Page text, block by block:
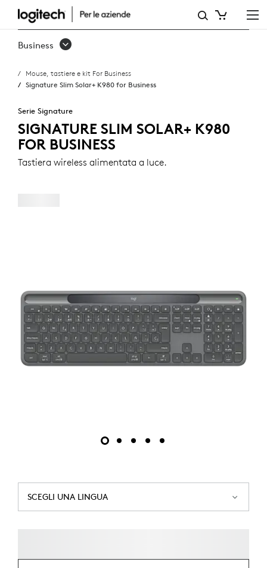
SIGNATURE
SLIM
K980
FOR
BUSINESS
Business
Mouse, tastiere e kit For Business
Signature Slim Solar+ K980 for Business
Serie Signature
SIGNATURE SLIM SOLAR+ K980
FOR BUSINESS
Tastiera wireless alimentata a luce.
SCEGLI UNA LINGUA